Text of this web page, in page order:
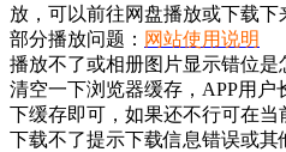
放，可以前往网盘播放或下载
部分播放问题： 网站使用说明
播放不了或相册图片显示错位是
清空一下浏览器缓存，APP用
下缓存即可，如果还不行可在当
下载不了提示下载信息错误或其